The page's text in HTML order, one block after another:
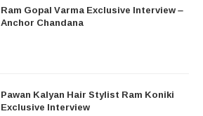
Ram Gopal Varma Exclusive Interview –
Anchor Chandana
Pawan Kalyan Hair Stylist Ram Koniki
Exclusive Interview